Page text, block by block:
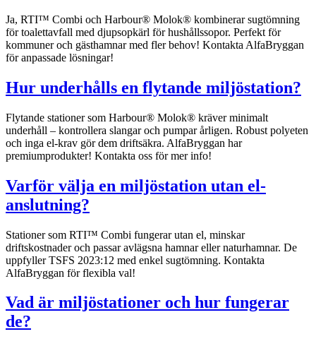
Ja, RTI™ Combi och Harbour® Molok® kombinerar sugtömning
för toalettavfall med djupsopkärl för hushållssopor. Perfekt för
kommuner och gästhamnar med fler behov! Kontakta AlfaBryggan
för anpassade lösningar!
Hur underhålls en flytande miljöstation?
Flytande stationer som Harbour® Molok® kräver minimalt
underhåll – kontrollera slangar och pumpar årligen. Robust polyeten
och inga el-krav gör dem driftsäkra. AlfaBryggan har
premiumprodukter! Kontakta oss för mer info!
Varför välja en miljöstation utan el-
anslutning?
Stationer som RTI™ Combi fungerar utan el, minskar
driftskostnader och passar avlägsna hamnar eller naturhamnar. De
uppfyller TSFS 2023:12 med enkel sugtömning. Kontakta
AlfaBryggan för flexibla val!
Vad är miljöstationer och hur fungerar
de?